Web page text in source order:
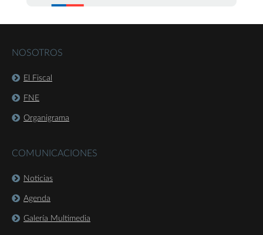
NOSOTROS
El Fiscal
FNE
Organigrama
COMUNICACIONES
Noticias
Agenda
Galería Multimedia